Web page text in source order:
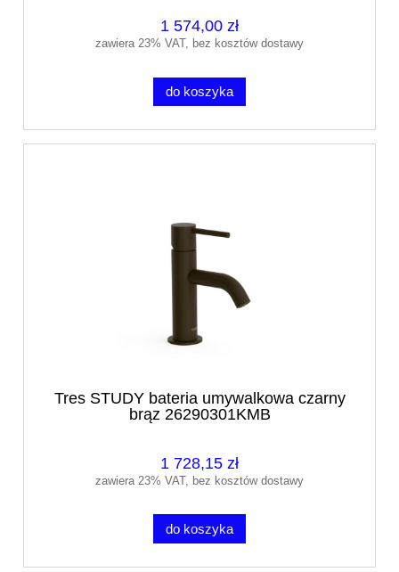
1 574,00 zł
zawiera 23% VAT, bez kosztów dostawy
do koszyka
Tres STUDY bateria umywalkowa czarny
brąz 26290301KMB
1 728,15 zł
zawiera 23% VAT, bez kosztów dostawy
do koszyka